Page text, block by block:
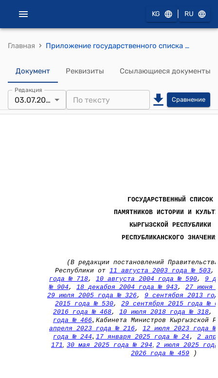
KG RU
Главная › Приложение государственного списка памятников истории и культуры Кыргызской Республики республиканского значения (Утвержден постановлением Правительства Кыргызской Республики от 20 августа 2002 года № 568)
Документ Реквизиты Ссылающиеся документы
Редакция
03.07.2026 Сравнение